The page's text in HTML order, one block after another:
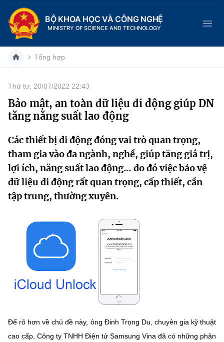
BỘ KHOA HỌC VÀ CÔNG NGHỆ
MINISTRY OF SCIENCE AND TECHNOLOGY
Danh mục
Trang chủ
Giới thiệu
Chức năng nhiệm vụ
Cơ cấu tổ chức
Sở Khoa học và Công nghệ
Tin tức sự kiện
Khoa học và Công nghệ
Chuyển đổi số
Bưu chính, Viễn thông
Sở hữu trí tuệ
Năng lượng nguyên tử
Dịch vụ công
Văn bản QPPL
Văn bản chỉ đạo điều hành
Lấy ý kiến người dân về dự thảo VBQPPL
MST IOFFICE
THỐNG KÊ
Khoa học và Công nghệ
Chuyển đổi số
Multimedia
Khác
Tổng hợp
Thứ tư, 20/07/2022 22:43
Bảo mật, an toàn dữ liệu di động giúp DN
tăng năng suất lao động
Các thiết bị di động đóng vai trò quan trọng,
tham gia vào đa ngành, nghề, giúp tăng giá trị,
lợi ích, năng suất lao động… do đó việc bảo vệ
dữ liệu di động rất quan trọng, cấp thiết, cần
tập trung, thường xuyên.
Để rõ hơn về chủ đề này, ông Đinh Trọng Du, chuyên gia kỹ thuật
cao cấp, Công ty TNHH Điện tử Samsung Vina đã có những phân